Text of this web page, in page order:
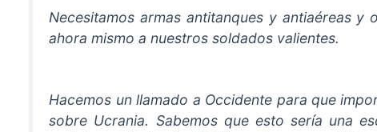
Necesitamos armas antitanques y antiaéreas y
ahora mismo a nuestros soldados valientes.
Hacemos un llamado a Occidente para que
sobre Ucrania. Sabemos que esto sería una